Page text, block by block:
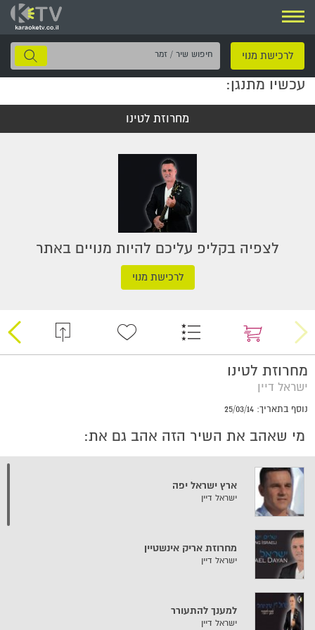
ניווט
לרכישת מנוי
חיפוש
שיר
עכשיו מתנגן:
מחרוזת לטינו
לצפיה בקליפ עליכם להיות מנויים באתר
לרכישת מנוי
מחרוזת לטינו
ישראל דיין
נוסף בתאריך: 25/03/14
מי שאהב את השיר הזה אהב גם את:
ארץ ישראל יפה
ישראל דיין
מחרוזת אריק אינשטיין
ישראל דיין
למענך להתעורר
ישראל דיין